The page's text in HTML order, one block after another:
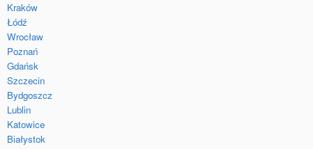
Kraków
Łódź
Wrocław
Poznań
Gdańsk
Szczecin
Bydgoszcz
Lublin
Katowice
Białystok